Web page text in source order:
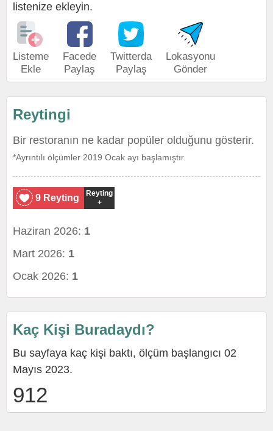
listenize ekleyin.
Listeme
Ekle
Facede
Paylaş
Twitterda
Paylaş
Lokasyonu
Gönder
Reytingi
Bir restoranın ne kadar popüler olduğunu gösterir.
*Ayrıntılı ölçümler 2019 Ocak ayı başlamıştır.
9 Reyting
Reyting
+
Haziran 2026: 1
Mart 2026: 1
Ocak 2026: 1
Kaç Kişi Buradaydı?
Bu sayfaya kaç kişi baktı, ölçüm başlangıcı 02
Mayıs 2023.
912